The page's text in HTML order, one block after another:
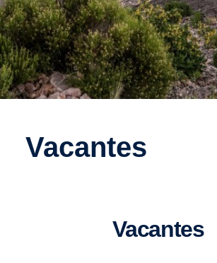
Vacantes
Vacantes